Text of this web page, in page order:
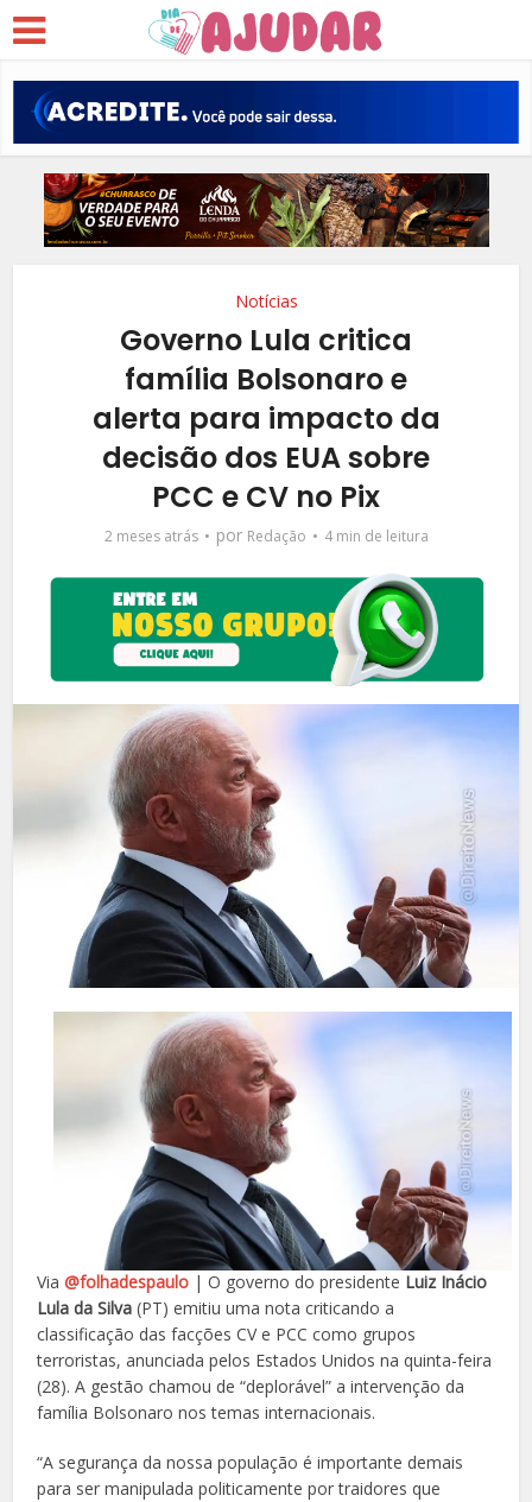
Notícias
Governo Lula critica
família Bolsonaro e
alerta para impacto da
decisão dos EUA sobre
PCC e CV no Pix
2 meses atrás por Redação 4 min de leitura
Via@folhadespaulo | O governo do presidente Luiz Inácio
Lula da Silva (PT) emitiu uma nota criticando a
classificação das facções CV e PCC como grupos
terroristas, anunciada pelos Estados Unidos na quinta-feira
(28). A gestão chamou de “deplorável” a intervenção da
família Bolsonaro nos temas internacionais.
“A segurança da nossa população é importante demais
para ser manipulada politicamente por traidores que